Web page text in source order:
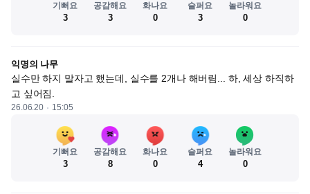
기뻐요
3
공감해요
3
화나요
0
슬퍼요
3
놀라워요
0
익명의 나무
실수만 하지 말자고 했는데, 실수를 2개나 해버림... 하, 세상 하직하
고 싶어짐.
26.06.20 15:05
기뻐요
3
공감해요
8
화나요
0
슬퍼요
4
놀라워요
0